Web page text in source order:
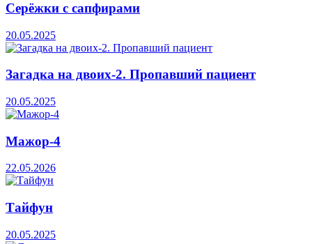
Серёжки с сапфирами
20.05.2025
Загадка на двоих-2. Пропавший пациент
20.05.2025
Мажор-4
22.05.2026
Тайфун
20.05.2025